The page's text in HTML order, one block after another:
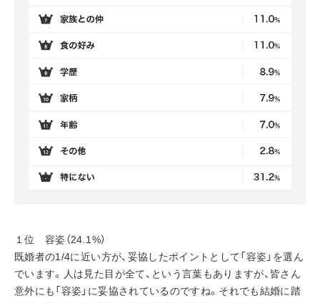
１位　容姿（24.1%）
既婚者の1/4に近い方が、妥協したポイントとして「容姿」を選ん
でいます。人は見た目が全て、という言葉もありますが、皆さん
意外にも「容姿」に妥協されているのですね。それでも結婚に踏